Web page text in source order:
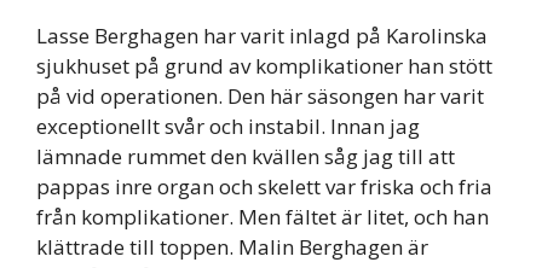
Lasse Berghagen har varit inlagd på Karolinska
sjukhuset på grund av komplikationer han stött
på vid operationen. Den här säsongen har varit
exceptionellt svår och instabil. Innan jag
lämnade rummet den kvällen såg jag till att
pappas inre organ och skelett var friska och fria
från komplikationer. Men fältet är litet, och han
klättrade till toppen. Malin Berghagen är